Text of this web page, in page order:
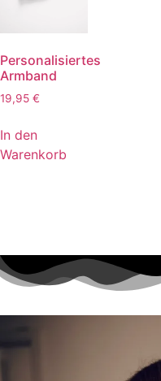
Personalisiertes
Armband
19,95 €
In den
Warenkorb